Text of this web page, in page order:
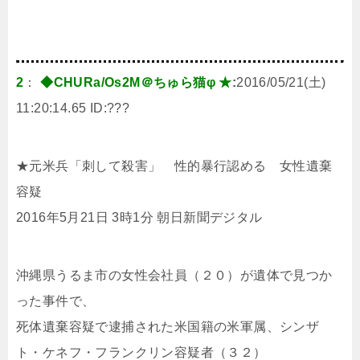
2 ：◆CHURa/Os2M＠ちゅら猫φ ★:2016/05/21(土)
11:20:14.65 ID:???
★元米兵「刺して殺害」 性的暴行認める 女性遺棄
容疑
2016年5月21日 3時1分 朝日新聞デジタル
沖縄県うるま市の女性会社員（２０）が遺体で見つか
った事件で、
死体遺棄容疑で逮捕された米国籍の米軍属、シンザ
ト・ケネフ・フランクリン容疑者（３２）